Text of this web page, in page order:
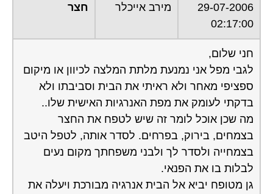
29-07-2006
02:17:00
מירב אייכלר חצר
חני שלום,
לגבי מפל אני נמנעת מלתת המלצה לכיוון או מיקום
ספציפי מאחר ולא ראיתי את הבית וסביבתו ולא
בדקתי לעומק את מפת האנרגיות האישית שלו..
מה שכן אוכל לומר זה שיש לטפח את החצר
בצמחים, בירוק, בפרחים. לסדר אותה, לטפל היטב
בצמחייה ולסדר לך ולבני משפחתך מקום נעים
לבלות בו את הפנאי.
גן מטופח יביא אל הבית אנרגיה מבורכת ויעלה את